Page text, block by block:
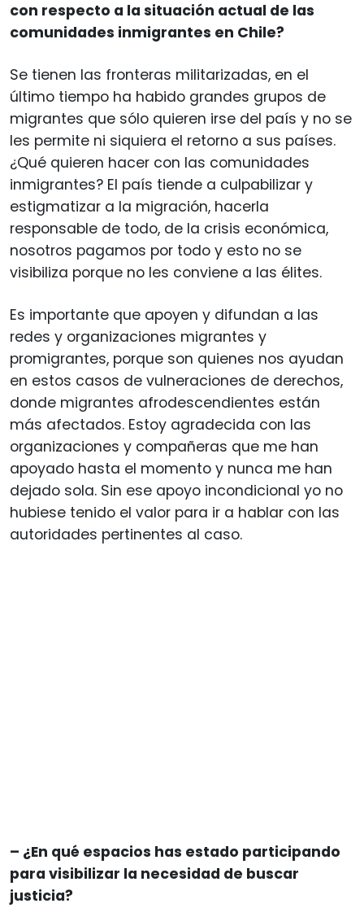
con respecto a la situación actual de las
comunidades inmigrantes en Chile?
Se tienen las fronteras militarizadas, en el
último tiempo ha habido grandes grupos de
migrantes que sólo quieren irse del país y no se
les permite ni siquiera el retorno a sus países.
¿Qué quieren hacer con las comunidades
inmigrantes? El país tiende a culpabilizar y
estigmatizar a la migración, hacerla
responsable de todo, de la crisis económica,
nosotros pagamos por todo y esto no se
visibiliza porque no les conviene a las élites.
Es importante que apoyen y difundan a las
redes y organizaciones migrantes y
promigrantes, porque son quienes nos ayudan
en estos casos de vulneraciones de derechos,
donde migrantes afrodescendientes están
más afectados. Estoy agradecida con las
organizaciones y compañeras que me han
apoyado hasta el momento y nunca me han
dejado sola. Sin ese apoyo incondicional yo no
hubiese tenido el valor para ir a hablar con las
autoridades pertinentes al caso.
– ¿En qué espacios has estado participando
para visibilizar la necesidad de buscar
justicia?